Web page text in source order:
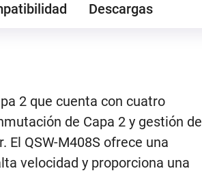
Descargas
2 que cuenta con cuatro
de Capa 2 y gestión de
QSW-M408S ofrece una
velocidad y proporciona una